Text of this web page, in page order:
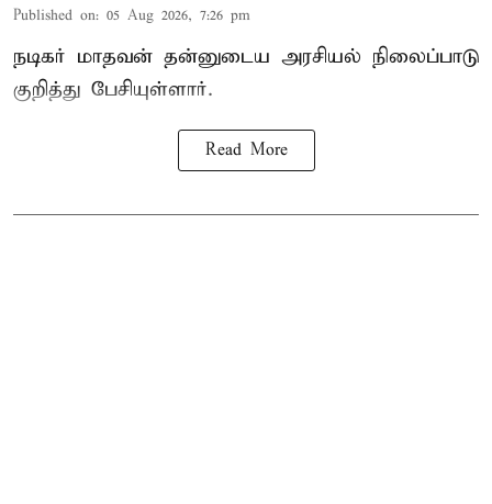
Published on: 05 Aug 2026, 7:26 pm
நடிகர் மாதவன் தன்னுடைய அரசியல் நிலைப்பாடு
குறித்து பேசியுள்ளார்.
Read More